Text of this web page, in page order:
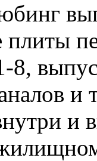
плиты
8,
и